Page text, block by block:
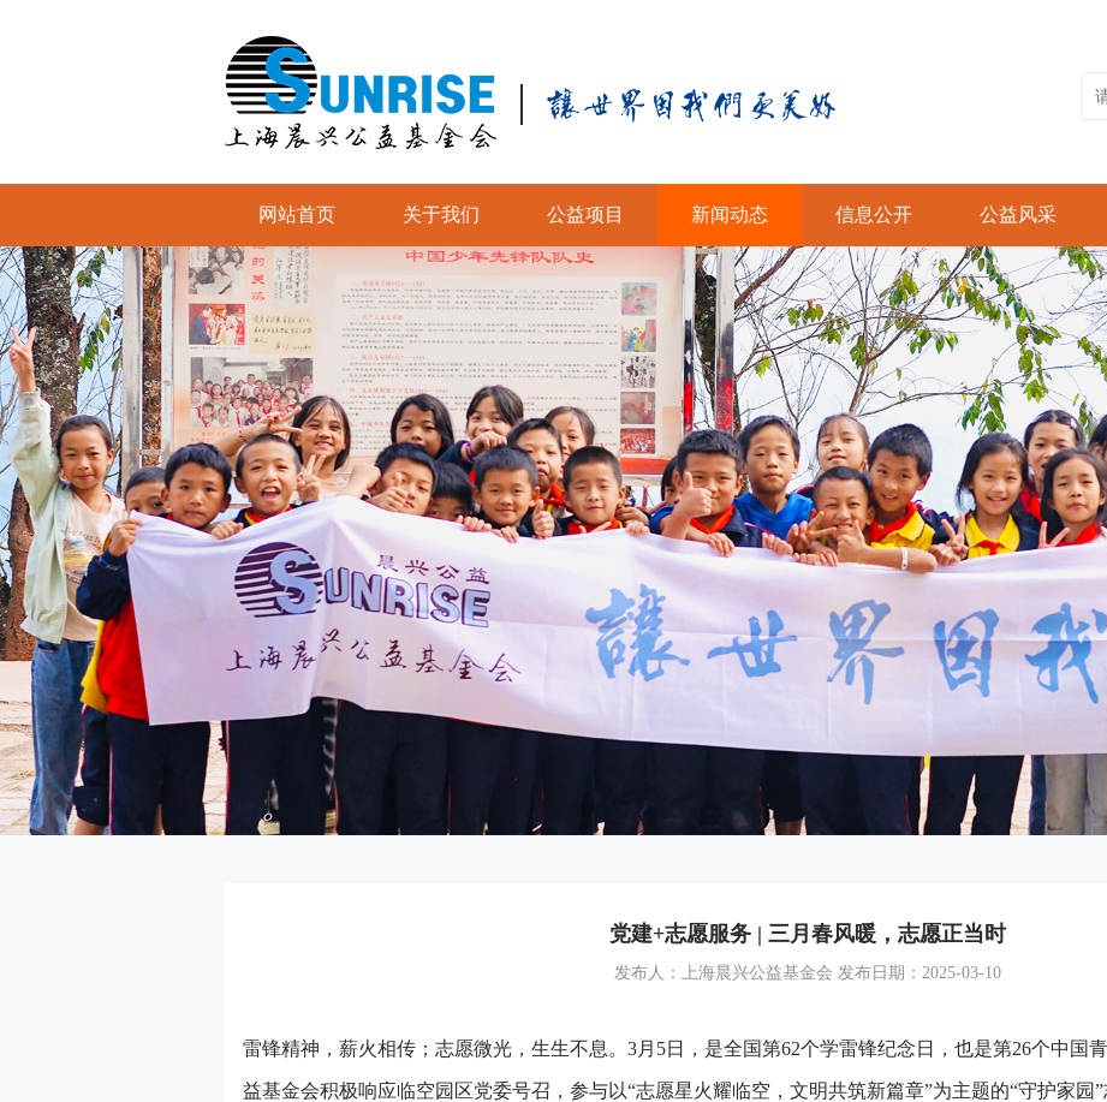
网站首页 关于我们 公益项目 新闻动态 信息公开 公益风采
党建+志愿服务 | 三月春风暖，志愿正当时
发布人：上海晨兴公益基金会 发布日期：2025-03-10
雷锋精神，薪火相传；志愿微光，生生不息。3月5日，是全国第62个学雷锋纪念日，也是第26个中国
益基金会积极响应临空园区党委号召，参与以“志愿星火耀临空，文明共筑新篇章”为主题的“守护家园”